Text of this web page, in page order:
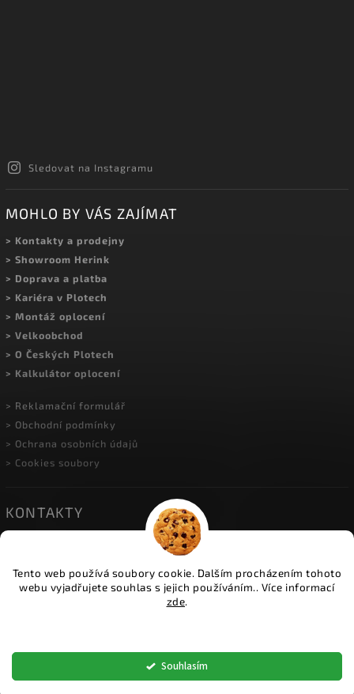
Tento web používá soubory cookie. Dalším procházením tohoto
webu vyjadřujete souhlas s jejich používáním.. Více informací
zde.
Souhlasím
Sledovat na Instagramu
MOHLO BY VÁS ZAJÍMAT
> Kontakty a prodejny
> Showroom Herink
> Doprava a platba
> Kariéra v Plotech
> Montáž oplocení
> Velkoobchod
> O Českých Plotech
> Kalkulátor oplocení
> Reklamační formulář
> Obchodní podmínky
> Ochrana osobních údajů
> Cookies soubory
KONTAKTY
| Do Višňovky 10; 251 01 Herink
| +420 774 600 934
| info@ceskeploty.cz